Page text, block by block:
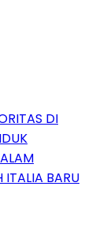
DI
ITALIA BARU